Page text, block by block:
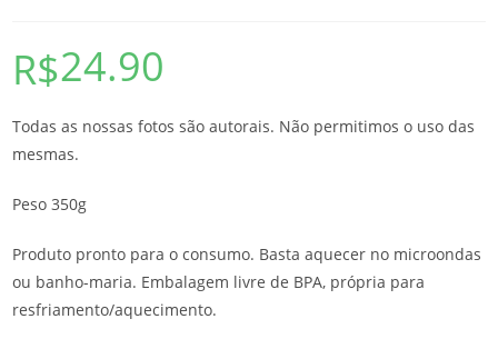
R$24.90
Todas as nossas fotos são autorais. Não permitimos o uso das
mesmas.
Peso 350g
Produto pronto para o consumo. Basta aquecer no microondas
ou banho-maria. Embalagem livre de BPA, própria para
resfriamento/aquecimento.